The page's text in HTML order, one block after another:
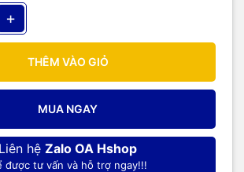
+
THÊM VÀO GIỎ
MUA NGAY
Liên hệ Zalo OA Hshop
được tư vấn và hỗ trợ ngay!!!